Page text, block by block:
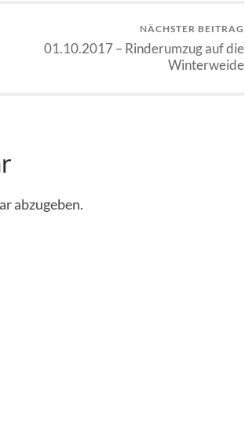
NÄCHSTER BEITRAG
01.10.2017 – Rinderumzug auf die
Winterweide
abzugeben.